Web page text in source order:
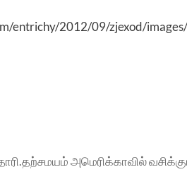
entrichy/2012/09/zjexod/
அமெரிக்காவில்